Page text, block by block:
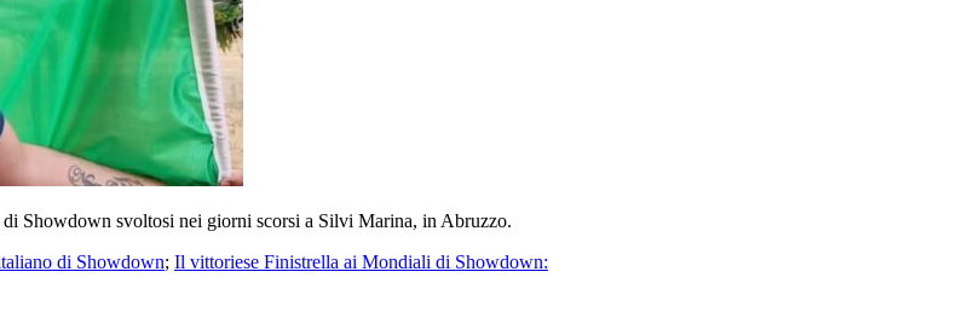
Showdown svoltosi nei giorni scorsi a Silvi Marina, in Abruzzo.
di Showdown; Il vittoriese Finistrella ai Mondiali di Showdown: